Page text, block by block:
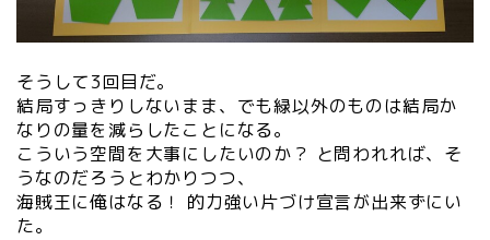
そうして3回目だ。
結局すっきりしないまま、でも緑以外のものは結局か
なりの量を減らしたことになる。
こういう空間を大事にしたいのか？ と問われれば、そ
うなのだろうとわかりつつ、
海賊王に俺はなる！ 的力強い片づけ宣言が出来ずにい
た。